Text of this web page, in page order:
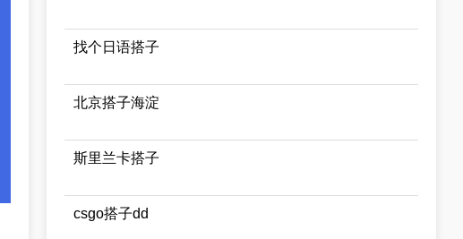
找个日语搭子
北京搭子海淀
斯里兰卡搭子
csgo搭子dd